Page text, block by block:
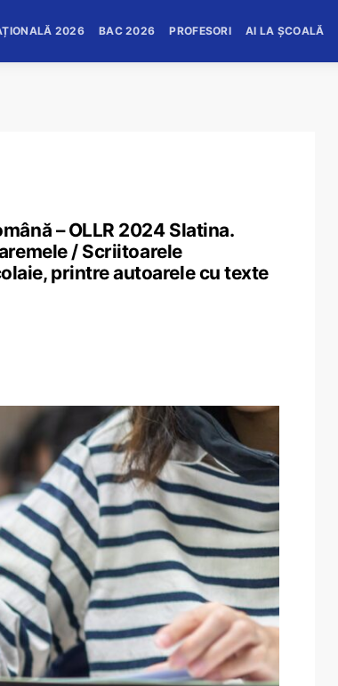
2026 BAC 2026 PROFESORI AI LA ȘCOALĂ
– OLLR 2024 Slatina.
/ Scriitoarele
printre autoarele cu texte